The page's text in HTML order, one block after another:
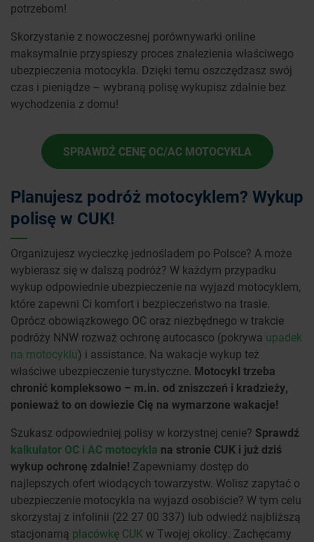
potrzebom!
Skorzystanie z nowoczesnej porównywarki online
maksymalnie przyspieszy proces znalezienia właściwego
ubezpieczenia motocykla. Dzięki temu oszczędzasz swój
czas i pieniądze – wybraną polisę wykupisz zdalnie bez
wychodzenia z domu!
SPRAWDŹ CENĘ OC/AC MOTOCYKLA
Planujesz podróż motocyklem? Wykup
polisę w CUK!
Organizujesz wycieczkę jednośladem po Polsce? A może
wybierasz się w dalszą podróż? W każdym przypadku
wykup odpowiednie ubezpieczenie na wyjazd motocyklem,
które zapewni Ci komfort i bezpieczeństwo na trasie.
Oprócz obowiązkowego OC oraz niezbędnego w trakcie
podróży NNW rozważ ochronę autocasco (pokrywa upadek
na motocyklu) i assistance. Na wakacje wykup też
właściwe ubezpieczenie turystyczne. Motocykl trzeba
chronić kompleksowo – m.in. od zniszczeń i kradzieży,
ponieważ to on dowiezie Cię na wymarzone wakacje!
Szukasz odpowiedniej polisy w korzystnej cenie? Sprawdź
kalkulator OC i AC motocykla na stronie CUK i już dziś
wykup ochronę zdalnie! Zapewniamy dostęp do
najlepszych ofert wiodących towarzystw. Wolisz zapytać o
ubezpieczenie motocykla na wyjazd osobiście? W tym celu
skorzystaj z infolinii (22 27 00 337) lub odwiedź najbliższą
stacjonarną placówkę CUKw Twojej okolicy. Zachęcamy